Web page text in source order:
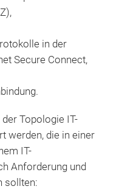
in der
Secure Connect,
Topologie IT-
werden, die in einer
IT-
Anforderung und
sollten: